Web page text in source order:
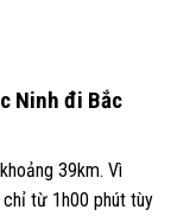
Ninh đi Bắc
39km. Vì
chỉ từ 1h00 phút tùy